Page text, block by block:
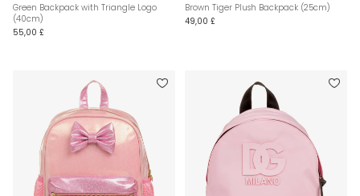
Green Backpack with Triangle Logo
(40cm)
55,00 £
Brown Tiger Plush Backpack (25cm)
49,00 £